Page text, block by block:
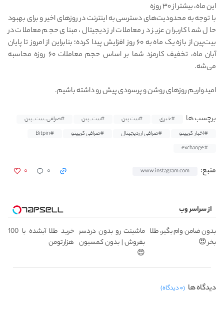
این ماه، بیشتر از ۳۰ روزه
با توجه به محدودیت‌های دسترسی به اینترنت در روزهای اخیر و برای بهبود
حال شما کاربران عزیز در معاملات ارز دیجیتال، مبنای حجم معاملات در
بیت‌پین از بازه یک ماه به ۶۰ روز افزایش پیدا کرده؛ بنابراین از امروز تا پایان
آبان ماه، تخفیف کارمزد شما بر اساس حجم معاملات ۶۰ روزه محاسبه
می‌شه.
امیدواریم روزهای روشن و پرسودی پیش رو داشته باشیم.
برچسب ها #خبری #بیت پین #بیت_پین
#صرافی_بیت_پین
#اخبار کریپتو
#صرافی ارزدیجیتال #صرافی کریپتو
#Bitpin
#exchange
منبع: www.instagram.com ۰ ۰
از سراسر وب
بدون ضامن وام بگیر، طلا
بخر 😍
ماشینت رو بدون دردسر
بفروش | بدون کمسیون
😍
خرید طلا آبشده با 100
هزار تومن
دیدگاه ها (۰ دیدگاه)